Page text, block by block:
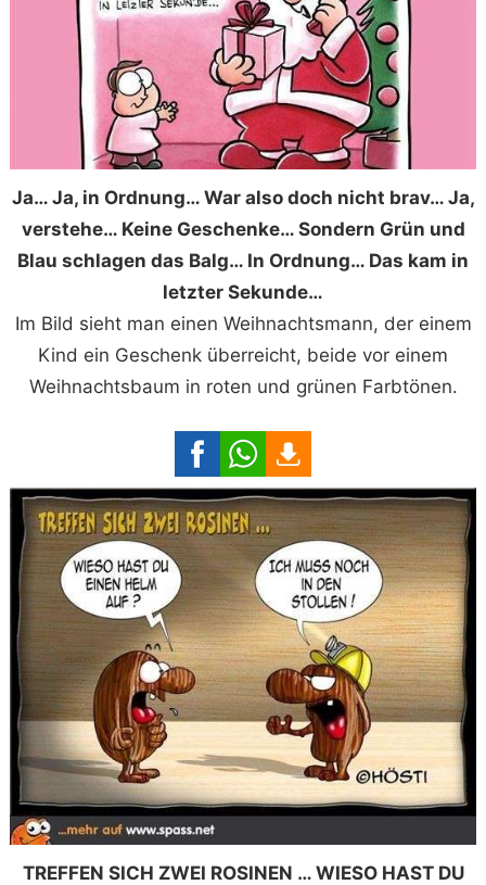
Ja… Ja, in Ordnung… War also doch nicht brav… Ja,
verstehe… Keine Geschenke… Sondern Grün und
Blau schlagen das Balg… In Ordnung… Das kam in
letzter Sekunde…
Im Bild sieht man einen Weihnachtsmann, der einem
Kind ein Geschenk überreicht, beide vor einem
Weihnachtsbaum in roten und grünen Farbtönen.
TREFFEN SICH ZWEI ROSINEN … WIESO HAST DU